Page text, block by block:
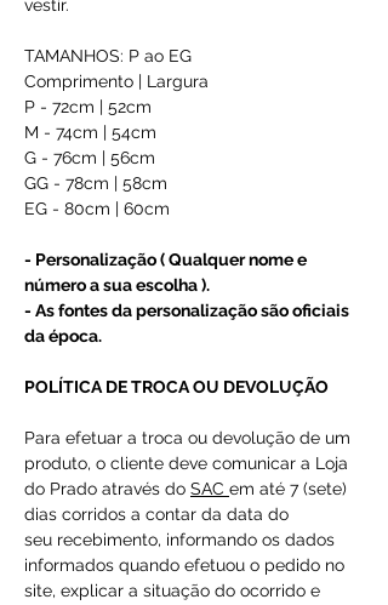
vestir.
TAMANHOS: P ao EG
Comprimento | Largura
P - 72cm | 52cm
M - 74cm | 54cm
G - 76cm | 56cm
GG - 78cm | 58cm
EG - 80cm | 60cm
- Personalização ( Qualquer nome e
número a sua escolha ).
- As fontes da personalização são oficiais
da época.
POLÍTICA DE TROCA OU DEVOLUÇÃO
Para efetuar a troca ou devolução de um
produto, o cliente deve comunicar a Loja
do Prado através do SAC em até 7 (sete)
dias corridos a contar da data do
seu recebimento, informando os dados
informados quando efetuou o pedido no
site, explicar a situação do ocorrido e